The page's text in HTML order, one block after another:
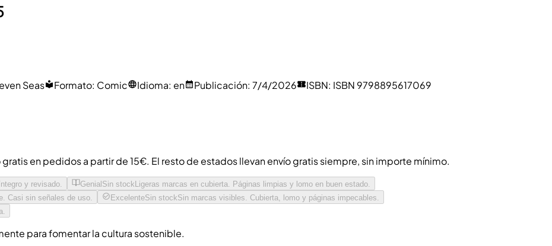
Seas Formato: Comic Idioma: en Publicación: 7/4/2026 ISBN: ISBN 9798895617069
en pedidos a partir de 15€. El resto de estados llevan envío gratis siempre, sin importe mínimo.
y revisado. GenialSin stockLigeras marcas en cubierta. Páginas limpias y lomo en buen estado.
Casi sin señales de uso. ExcelenteSin stockSin marcas visibles. Cubierta, lomo y páginas impecables.
para fomentar la cultura sostenible.